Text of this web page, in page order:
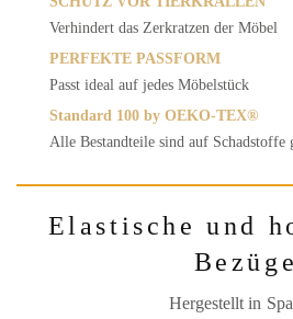
Verhindert das Zerkratzen der Möbel
PERFEKTE PASSFORM
Passt ideal auf jedes Möbelstück
Standard 100 by OEKO-TEX®
Alle Bestandteile sind auf Schadstoffe
Elastische und
Bezüge
Hergestellt in